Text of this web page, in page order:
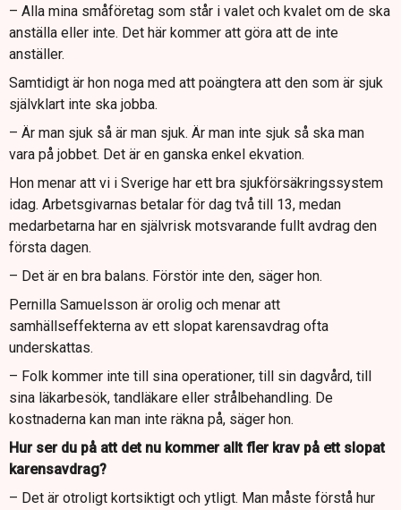
– Alla mina småföretag som står i valet och kvalet om de ska
anställa eller inte. Det här kommer att göra att de inte
anställer.
Samtidigt är hon noga med att poängtera att den som är sjuk
självklart inte ska jobba.
– Är man sjuk så är man sjuk. Är man inte sjuk så ska man
vara på jobbet. Det är en ganska enkel ekvation.
Hon menar att vi i Sverige har ett bra sjukförsäkringssystem
idag. Arbetsgivarnas betalar för dag två till 13, medan
medarbetarna har en självrisk motsvarande fullt avdrag den
första dagen.
– Det är en bra balans. Förstör inte den, säger hon.
Pernilla Samuelsson är orolig och menar att
samhällseffekterna av ett slopat karensavdrag ofta
underskattas.
– Folk kommer inte till sina operationer, till sin dagvård, till
sina läkarbesök, tandläkare eller strålbehandling. De
kostnaderna kan man inte räkna på, säger hon.
Hur ser du på att det nu kommer allt fler krav på ett slopat
karensavdrag?
– Det är otroligt kortsiktigt och ytligt. Man måste förstå hur